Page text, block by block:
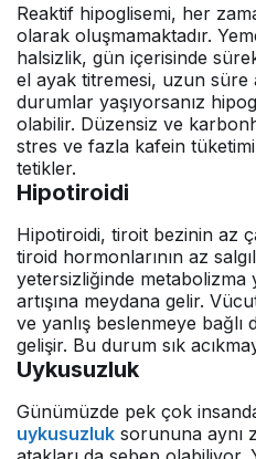
Reaktif hipoglisemi, her
olarak oluşmamaktadır.
halsizlik, gün içerisinde
el ayak titremesi, uzun süre
durumlar yaşıyorsanız
olabilir. Düzensiz ve
stres ve fazla kafein
tetikler.
Hipotiroidi
Hipotiroidi, tiroit bezinin az
tiroid hormonlarının az
yetersizliğinde metabolizma
artışına meydana gelir.
ve yanlış beslenmeye
gelişir. Bu durum sık
Uykusuzluk
Günümüzde pek çok
uykusuzluk sorununa aynı